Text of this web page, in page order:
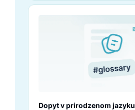
Dopyt v prirodzenom jazyku